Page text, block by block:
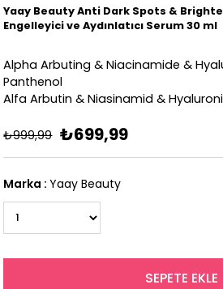
Yaay Beauty Anti Dark Spots &
Engelleyici ve Aydınlatıcı Serum30 ml
Alpha Arbuting & Niacinamide &
Panthenol
Alfa Arbutin & Niasinamid &
₺999,99 ₺699,99
Marka : Yaay Beauty